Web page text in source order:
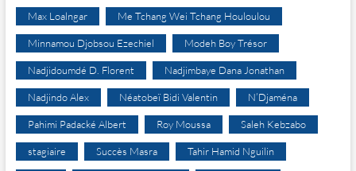
Max Loalngar Me Tchang Wei Tchang Houloulou
Minnamou Djobsou Ezechiel Modeh Boy Trésor
Nadjidoumdé D. Florent Nadjimbaye Dana Jonathan
Nadjindo Alex Néatobeï Bidi Valentin N’Djaména
Pahimi Padacké Albert Roy Moussa Saleh Kebzabo
stagiaire Succès Masra Tahir Hamid Nguilin